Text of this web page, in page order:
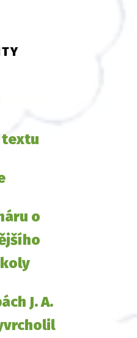
textu
o
J. A.